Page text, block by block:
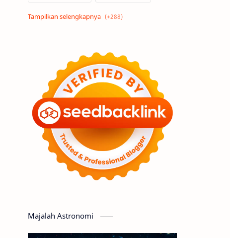
Alam semesta Galaksi
Tata Surya
Hype Astronot
Asteroid Observasi
Premium Komet
Penelitian
Satelit
Aurora Supernova
Majalah Astronomi